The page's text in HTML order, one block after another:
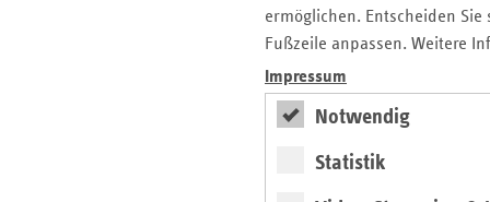
ermöglichen. Entscheiden
Fußzeile anpassen. Weitere
Impressum
Notwendig
Statistik
Veröffentlichungen
Seitenleiste
weiteren
Auf einen Blick
Pressemitteilungen